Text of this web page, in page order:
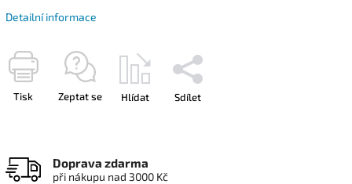
Detailní informace
Tisk Zeptat se Hlídat Sdílet
Doprava zdarma
při nákupu nad 3000 Kč